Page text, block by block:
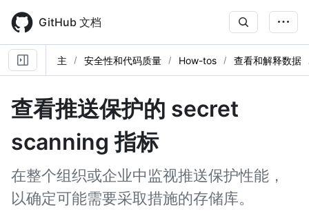
main
content
GitHub 文档
主 安全性和代码质量 How-tos 查看和解释数据
查看推送保护的 secret
scanning 指标
在整个组织或企业中监视推送保护性能，
以确定可能需要采取措施的存储库。